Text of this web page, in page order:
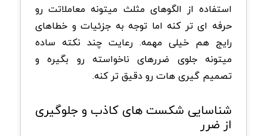
استفاده از الگوهای مثلث میتونه معاملاتت رو
حرفه ای تر کنه اما توجه به جزئیات و خطاهای
رایج هم خیلی مهمه. رعایت چند نکته ساده
میتونه جلوی ضررهای ناخواسته رو بگیره و
تصمیم گیری هات رو دقیق تر کنه.
شناسایی شکست های کاذب و جلوگیری
از ضرر